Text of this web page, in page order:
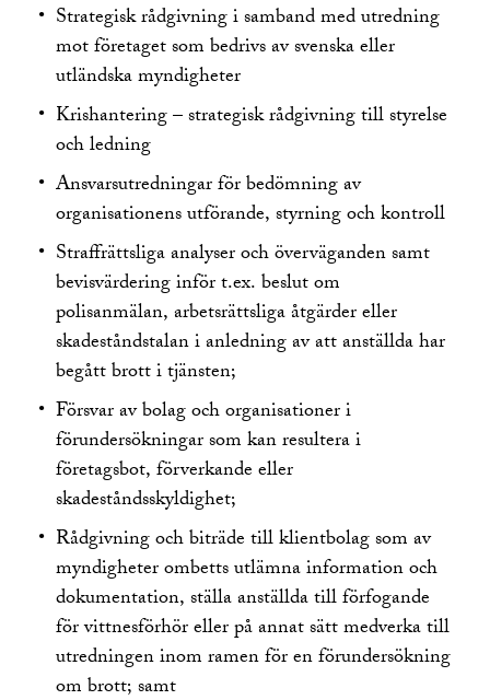
Strategisk rådgivning i samband med utredning
mot företaget som bedrivs av svenska eller
utländska myndigheter
Krishantering – strategisk rådgivning till styrelse
och ledning
Ansvarsutredningar för bedömning av
organisationens utförande, styrning och kontroll
Straffrättsliga analyser och överväganden samt
bevisvärdering inför t.ex. beslut om
polisanmälan, arbetsrättsliga åtgärder eller
skadeståndstalan i anledning av att anställda har
begått brott i tjänsten;
Försvar av bolag och organisationer i
förundersökningar som kan resultera i
företagsbot, förverkande eller
skadeståndsskyldighet;
Rådgivning och biträde till klientbolag som av
myndigheter ombetts utlämna information och
dokumentation, ställa anställda till förfogande
för vittnesförhör eller på annat sätt medverka till
utredningen inom ramen för en förundersökning
om brott; samt